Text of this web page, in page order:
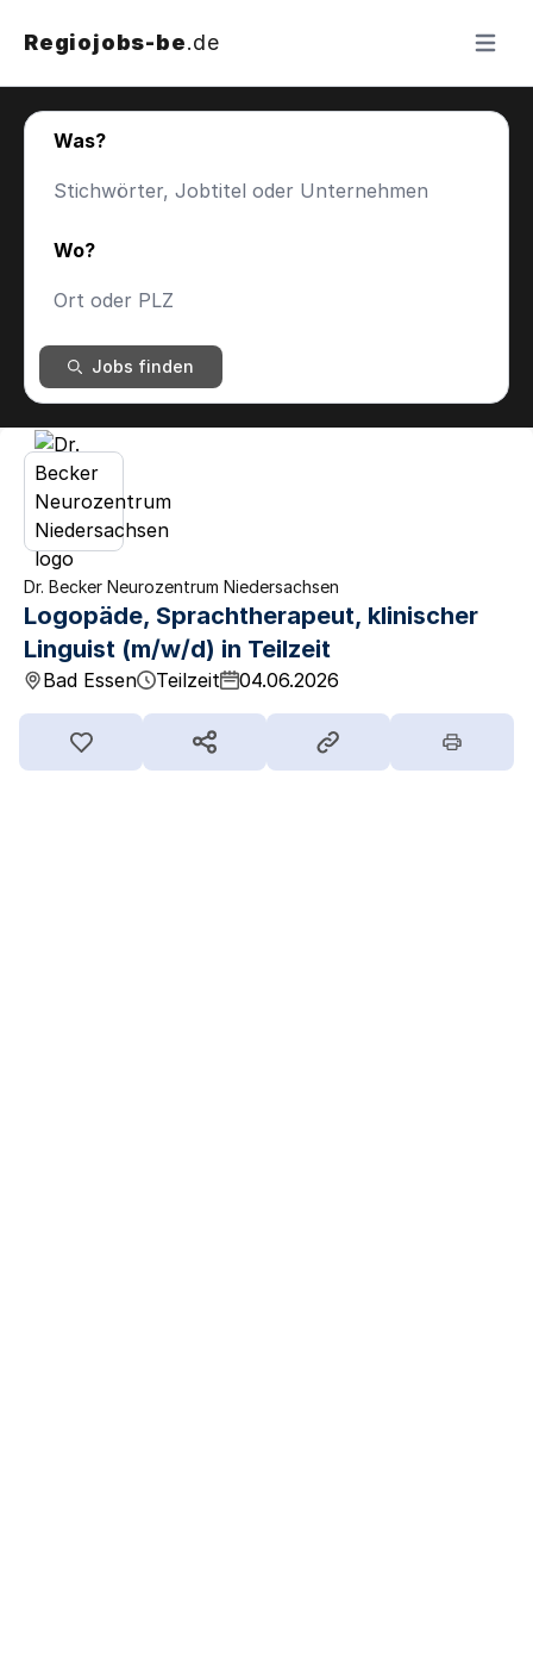
Regiojobs-be.de Menü
Was?
Wo?
Jobs finden
Dr. Becker Neurozentrum Niedersachsen
Logopäde, Sprachtherapeut, klinischer
Linguist (m/w/d) in Teilzeit
Bad Essen Teilzeit 04.06.2026